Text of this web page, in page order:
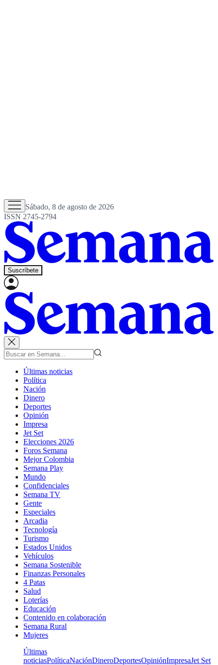
Sábado, 8 de agosto de 2026
ISSN 2745-2794
Suscríbete
Últimas noticias
Política
Nación
Dinero
Deportes
Opinión
Impresa
Jet Set
Elecciones 2026
Foros Semana
Mejor Colombia
Semana Play
Mundo
Confidenciales
Semana TV
Gente
Especiales
Arcadia
Tecnología
Turismo
Estados Unidos
Vehículos
Semana Sostenible
Finanzas Personales
4 Patas
Salud
Loterías
Educación
Contenido en colaboración
Semana Rural
Mujeres
Últimas
noticiasPolíticaNaciónDineroDeportesOpiniónImpresaJet Set